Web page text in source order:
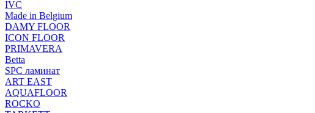
IVC
Made in Belgium
DAMY FLOOR
ICON FLOOR
PRIMAVERA
Betta
SPC ламинат
ART EAST
AQUAFLOOR
ROCKO